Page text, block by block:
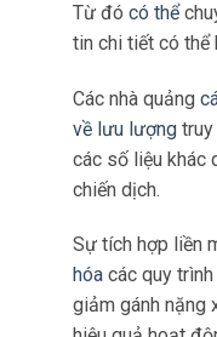
Khảnăng kết nối
Từ đó có thể
tin chi tiết có thể
Các nhà quảng
về lưu lượngtruy
các số liệu khác
chiến dịch.